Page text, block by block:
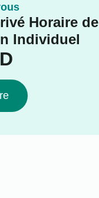
Horaire de
Individuel